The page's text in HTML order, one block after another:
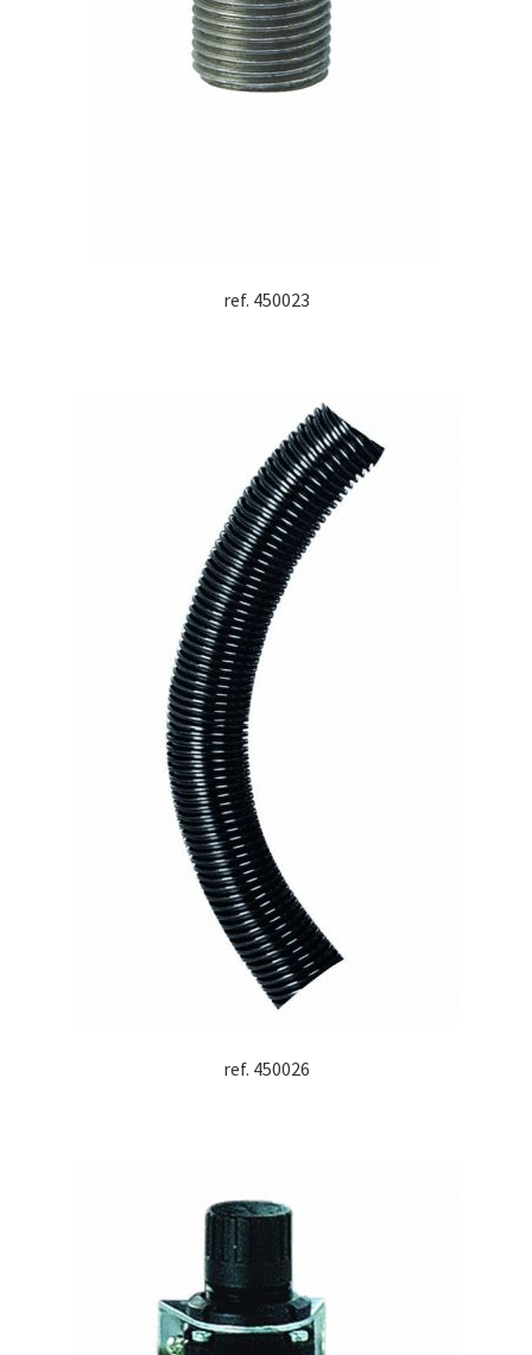
ref. 450023
ref. 450026